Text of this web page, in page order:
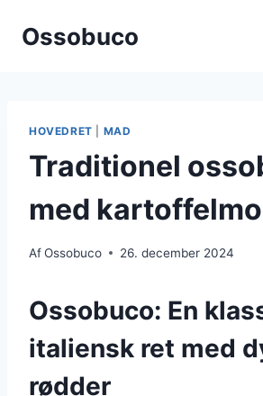
Ossobuco
HOVEDRET MAD
Traditionel
med
AfOssobuco 26. december 2024
Ossobuco: En
italiensk ret med
rødder